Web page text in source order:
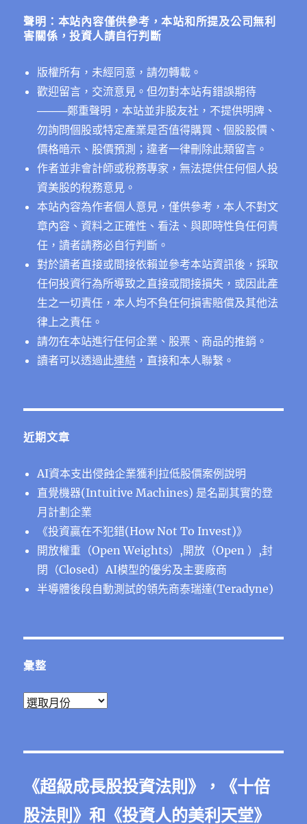
聲明：本站內容僅供參考，本站和所提及公司無利
害關係，投資人請自行判斷
版權所有，未經同意，請勿轉載。
歡迎留言，交流意見。但勿對本站有錯誤期待
────鄭重聲明，本站並非股友社，不提供明牌、
勿詢問個股或特定產業是否值得購買、個股股價、
價格暗示、股價預測；違者一律刪除此類留言。
作者並非會計師或稅務專家，無法提供任何個人投
資美股的稅務意見。
本站內容為作者個人意見，僅供參考，本人不對文
章內容、資料之正確性、看法、與即時性負任何責
任，讀者請務必自行判斷。
對於讀者直接或間接依賴並參考本站資訊後，採取
任何投資行為所導致之直接或間接損失，或因此產
生之一切責任，本人均不負任何損害賠償及其他法
律上之責任。
請勿在本站進行任何企業、股票、商品的推銷。
讀者可以透過此連結 ，直接和本人聯繫。
近期文章
AI資本支出侵蝕企業獲利拉低股價案例說明
直覺機器(Intuitive Machines) 是名副其實的登
月計劃企業
《投資贏在不犯錯(How Not To Invest)》
開放權重（Open Weights）,開放（Open ）,封
閉（Closed）AI模型的優劣及主要廠商
半導體後段⾃動測試的領先商泰瑞達(Teradyne)
彙整
彙
《超級成長股投資法則》，《十倍
股法則》和《投資人的美利天堂》